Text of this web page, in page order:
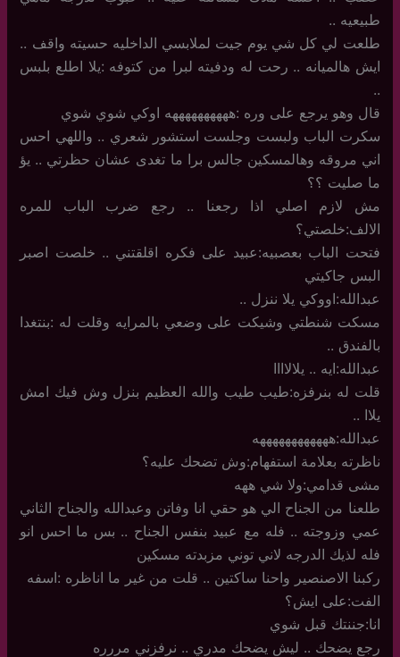
طبيعيه ..
طلعت لي كل شي يوم جيت لملابسي الداخليه حسيته واقف ..
ايش هالميانه .. رحت له ودفيته لبرا من كتوفه :يلا اطلع بلبس
..
قال وهو يرجع على وره :ههههههههههه اوكي شوي شوي
سكرت الباب ولبست وجلست استشور شعري .. واللهي احس
اني مروقه وهالمسكين جالس برا ما تغدى عشان حظرتي .. يؤ
ما صليت ؟؟
مش لازم اصلي اذا رجعنا .. رجع ضرب الباب للمره
الالف:خلصتي؟
فتحت الباب بعصبيه:عبيد على فكره اقلقتني .. خلصت اصبر
البس جاكيتي
عبدالله:اووكي يلا ننزل ..
مسكت شنطتي وشيكت على وضعي بالمرايه وقلت له :بنتغدا
بالفندق ..
عبدالله:ايه .. يلالاااا
قلت له بنرفزه:طيب طيب والله العظيم بنزل وش فيك امش
يلاا ..
عبدالله:ههههههههههههه
ناظرته بعلامة استفهام:وش تضحك عليه؟
مشى قدامي:ولا شي ههه
طلعنا من الجناح الي هو حقي انا وفاتن وعبدالله والجناح الثاني
عمي وزوجته .. فله مع عبيد بنفس الجناح .. بس ما احس انو
فله لذيك الدرجه لاني توني مزبدته مسكين
ركبنا الاصنصير واحنا ساكتين .. قلت من غير ما اناظره :اسفه
الفت:على ايش؟
انا:جننتك قبل شوي
رجع يضحك .. ليش يضحك مدري .. نرفزني مررره